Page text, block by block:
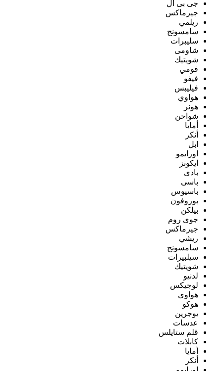
جى بى ال
جيرماكس
ريلمي
سامسونج
سليبرات
شاومى
شويتيك
فومي
فيفو
فيليبس
هواوي
هونر
شواحن
أمايا
أنكر
ابل
اورايمو
ايكونز
بادى
باسى
باسيوس
بوروفون
بيلكن
جوى روم
جيرماكس
ريشي
سامسونج
سيلبيرات
شويتيك
لدنيو
لوجيكس
هواوى
هوكو
يوجرين
عدسات
قلم ستايلس
كابلات
أمايا
أنكر